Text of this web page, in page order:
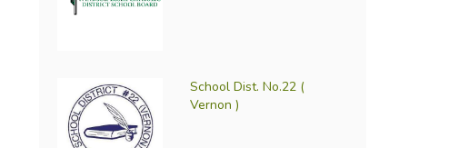
School Dist. No.22 (
Vernon )